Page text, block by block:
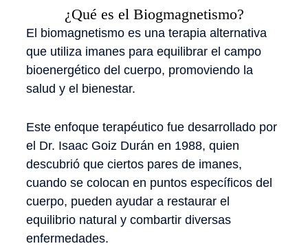
¿Qué es el Biogmagnetismo?
El biomagnetismo es una terapia alternativa
que utiliza imanes para equilibrar el campo
bioenergético del cuerpo, promoviendo la
salud y el bienestar.
Este enfoque terapéutico fue desarrollado por
el Dr. Isaac Goiz Durán en 1988, quien
descubrió que ciertos pares de imanes,
cuando se colocan en puntos específicos del
cuerpo, pueden ayudar a restaurar el
equilibrio natural y combartir diversas
enfermedades.